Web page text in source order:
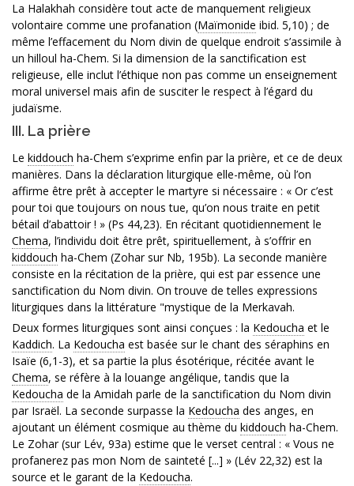
La Halakhah considère tout acte de manquement religieux
volontaire comme une profanation (Maïmonide ibid. 5,10) ; de
même l’effacement du Nom divin de quelque endroit s’assimile à
un hilloul ha-Chem. Si la dimension de la sanctification est
religieuse, elle inclut l’éthique non pas comme un enseignement
moral universel mais afin de susciter le respect à l’égard du
judaïsme.
III. La prière
Le kiddouch ha-Chem s’exprime enfin par la prière, et ce de deux
manières. Dans la déclaration liturgique elle-même, où l’on
affirme être prêt à accepter le martyre si nécessaire : « Or c’est
pour toi que toujours on nous tue, qu’on nous traite en petit
bétail d’abattoir ! » (Ps 44,23). En récitant quotidiennement le
Chema, l’individu doit être prêt, spirituellement, à s’offrir en
kiddouch ha-Chem (Zohar sur Nb, 195b). La seconde manière
consiste en la récitation de la prière, qui est par essence une
sanctification du Nom divin. On trouve de telles expressions
liturgiques dans la littérature "mystique de la Merkavah.
Deux formes liturgiques sont ainsi conçues : la Kedoucha et le
Kaddich. La Kedoucha est basée sur le chant des séraphins en
Isaïe (6,1-3), et sa partie la plus ésotérique, récitée avant le
Chema, se réfère à la louange angélique, tandis que la
Kedoucha de la Amidah parle de la sanctification du Nom divin
par Israël. La seconde surpasse la Kedoucha des anges, en
ajoutant un élément cosmique au thème du kiddouch ha-Chem.
Le Zohar (sur Lév, 93a) estime que le verset central : « Vous ne
profanerez pas mon Nom de sainteté [...] » (Lév 22,32) est la
source et le garant de la Kedoucha.